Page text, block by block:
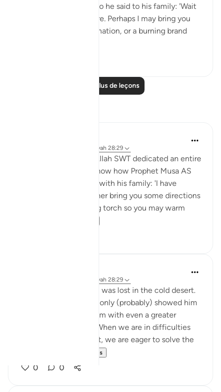
slope of Mount Sinai. So he said to his family: 'Wait
here, for I perceive a fire. Perhaps I may bring you
from there some information, or a burning brand
Lire plus de leçons
ayah 28:29
I absolutely love how Allah SWT dedicated an entire
Ayah in the Quran to show how Prophet Musa AS
clearly communicated with his family: 'I have
spotted a fire. I will either bring you some directions
from there, or a burning torch so you may warm
ayah 28:29
Subhanallah! Musa (as) was lost in the cold desert.
Suddenly Allah did not only (probably) showed him
the way but charged him with even a greater
prupose as a prophet! When we are in difficulties
and don't see a way out, we are eager to solve the
Voir plus
0 0